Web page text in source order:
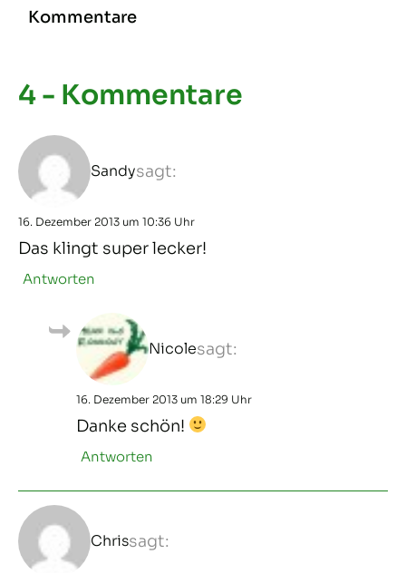
Kommentare
4 - Kommentare
Sandysagt:
16. Dezember 2013 um 10:36 Uhr
Das klingt super lecker!
Antworten
Nicolesagt:
16. Dezember 2013 um 18:29 Uhr
Danke schön!
Antworten
Chrissagt: